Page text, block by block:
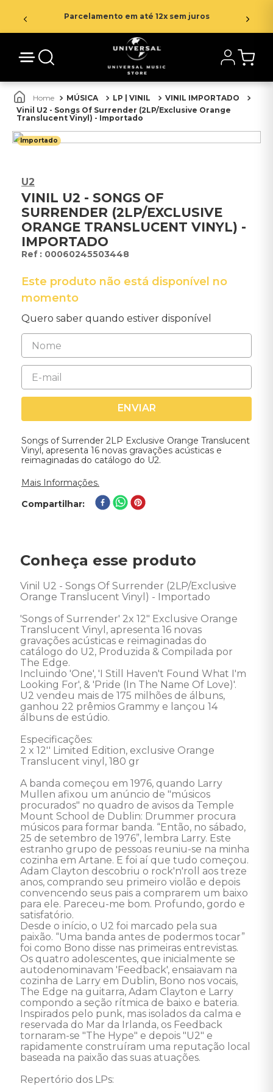
Parcelamento em até 12x sem juros
MÚSICA LP | VINIL
VINIL IMPORTADO
Vinil U2 - Songs Of Surrender (2LP/Exclusive Orange
Translucent Vinyl) - Importado
Importado
U2
VINIL U2 - SONGS OF
SURRENDER (2LP/EXCLUSIVE
ORANGE TRANSLUCENT VINYL) -
IMPORTADO
: 00060245503448
Este produto não está disponível no
momento
Quero saber quando estiver disponível
ENVIAR
Songs of Surrender 2LP Exclusive Orange Translucent
Vinyl, apresenta 16 novas gravações acústicas e
reimaginadas do catálogo do U2.
Mais Informações.
Compartilhar
Conheça esse produto
Vinil U2 - Songs Of Surrender (2LP/Exclusive
Orange Translucent Vinyl) - Importado
'Songs of Surrender' 2x 12" Exclusive Orange
Translucent Vinyl, apresenta 16 novas
gravações acústicas e reimaginadas do
catálogo do U2, Produzida & Compilada por
The Edge.
Incluindo 'One', 'I Still Haven't Found What I'm
Looking For', & 'Pride (In The Name Of Love)'.
U2 vendeu mais de 175 milhões de álbuns,
ganhou 22 prêmios Grammy e lançou 14
álbuns de estúdio.
Especificações:
2 x 12'' Limited Edition, exclusive Orange
Translucent vinyl, 180 gr
A banda começou em 1976, quando Larry
Mullen afixou um anúncio de "músicos
procurados" no quadro de avisos da Temple
Mount School de Dublin: Drummer procura
músicos para formar banda. “Então, no sábado,
25 de setembro de 1976”, lembra Larry. Este
estranho grupo de pessoas reuniu-se na minha
cozinha em Artane. E foi aí que tudo começou.
Adam Clayton descobriu o rock'n'roll aos treze
anos, comprando seu primeiro violão e depois
convencendo seus pais a comprarem um baixo
para ele. Pareceu-me bom. Profundo, gordo e
satisfatório.
Desde o início, o U2 foi marcado pela sua
paixão. “Uma banda antes de podermos tocar”
foi como Bono disse nas primeiras entrevistas.
Os quatro adolescentes, que inicialmente se
autodenominavam 'Feedback', ensaiavam na
cozinha de Larry em Dublin, Bono nos vocais,
The Edge na guitarra, Adam Clayton e Larry
compondo a seção rítmica de baixo e bateria.
Inspirados pelo punk, mas isolados da calma e
reservada do Mar da Irlanda, os Feedback
tornaram-se "The Hype" e depois "U2" e
rapidamente construíram uma reputação local
baseada na paixão das suas atuações.
Repertório dos LPs: